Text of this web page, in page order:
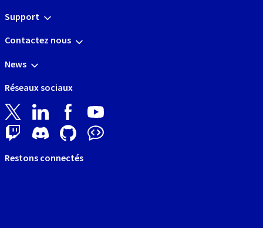
Support
Contactez nous
News
Réseaux sociaux
Restons connectés